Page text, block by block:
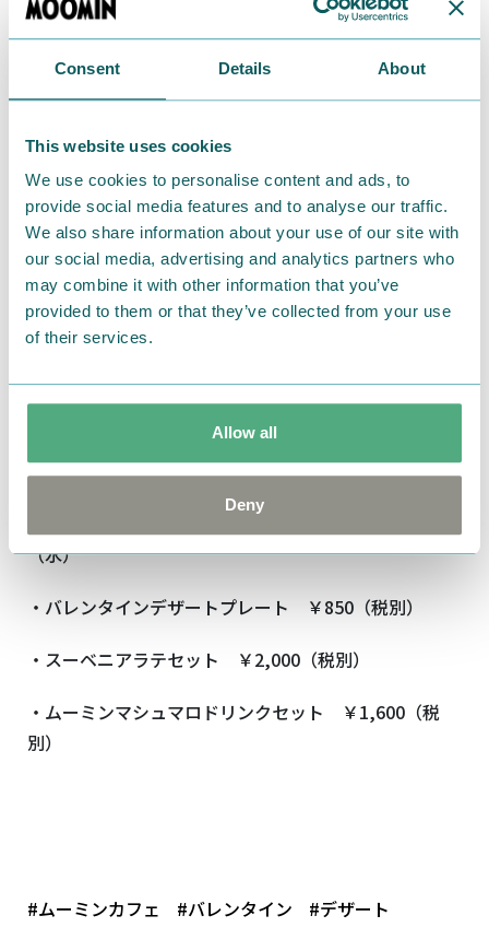
Consent Details About
This website uses cookies
We use cookies to personalise content and ads, to
provide social media features and to analyse our traffic.
We also share information about your use of our site with
our social media, advertising and analytics partners who
may combine it with other information that you’ve
provided to them or that they’ve collected from your use
of their services.
Allow all
Deny
こんな感じなのでしょうか・・・♡
キャナルシティ博多店限定のグラスがお持ち帰りでき
る
スーベニアラテセットや、
話題のムーミンマシュマロドリンクとのセットもおス
スメですよ。
店舗名：ムーミンカフェ キャナルシティ博多店
（水）
・バレンタインデザートプレート ￥850（税別）
・スーベニアラテセット ￥2,000（税別）
・ムーミンマシュマロドリンクセット ￥1,600（税
別）
#ムーミンカフェ #バレンタイン #デザート